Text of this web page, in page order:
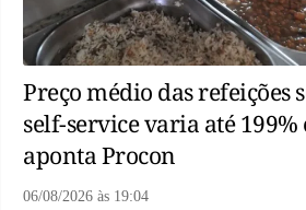
Preço médio das refeições
self-service varia até 199%
aponta Procon
06/08/2026 às 19:04